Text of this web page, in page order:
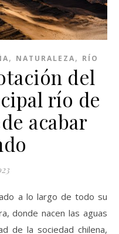
, NATURALEZA, RÍO
del
río de
acabar
a lo largo de todo su
donde nacen las aguas
de la sociedad chilena,